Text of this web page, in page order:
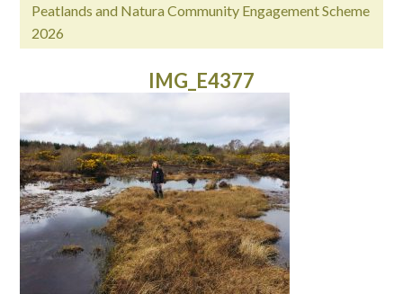
Peatlands and Natura Community Engagement Scheme
2026
IMG_E4377